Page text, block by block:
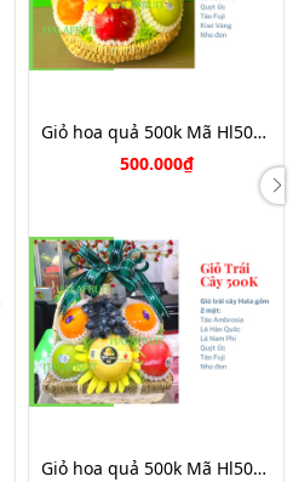
Giỏ hoa quả 500k Mã Hl5052
500.000₫
Giỏ hoa quả 500k Mã Hl5051